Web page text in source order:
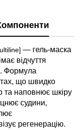
— гель-маска
відчуття
Формула
що швидко
та наповнює шкіру
судини,
регенерацію.